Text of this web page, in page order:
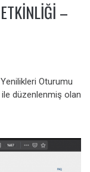
–
Oturumu
ile düzenlenmiş olan